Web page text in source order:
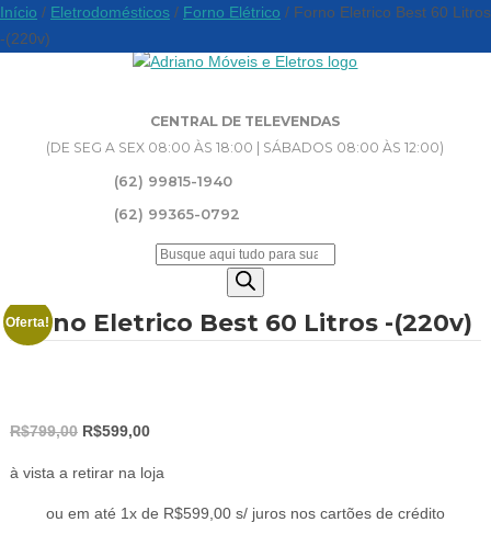
CENTRAL DE TELEVENDAS
(DE SEG A SEX 08:00 ÀS 18:00 | SÁBADOS 08:00 ÀS 12:00)
(62) 99815-1940
(62) 99365-0792
Pesquisar
Início / Eletrodomésticos / Forno Elétrico / Forno Eletrico Best 60 Litros
-(220v)
Forno Eletrico Best 60 Litros -(220v)
Oferta!
R$799,00 O
original
era:
R$599,00O
atual
é:
à vista a retirar na loja
ou em até 1x de R$599,00 s/ juros nos cartões de crédito